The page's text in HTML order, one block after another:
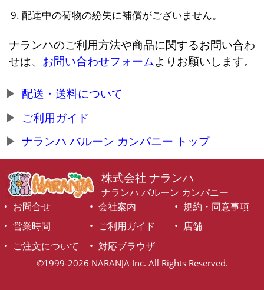
配達中の荷物の紛失に補償がございません。
ナランハのご利用方法や商品に関するお問い合わ
せは、 お問い合わせフォームよりお願いします。
配送・送料について
ご利用ガイド
ナランハ バルーン カンパニー トップ
株式会社 ナランハ
ナランハ バルーン カンパニー
お問合せ
会社案内
規約・同意事項
営業時間
ご利用ガイド
店舗
ご注文について
対応ブラウザ
©1999-2026 NARANJA Inc. All Rights Reserved.